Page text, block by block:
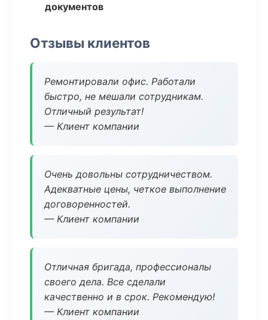
документов
Отзывы клиентов
Ремонтировали офис. Работали
быстро, не мешали сотрудникам.
Отличный результат!
— Клиент компании
Очень довольны сотрудничеством.
Адекватные цены, четкое выполнение
договоренностей.
— Клиент компании
Отличная бригада, профессионалы
своего дела. Все сделали
качественно и в срок. Рекомендую!
— Клиент компании